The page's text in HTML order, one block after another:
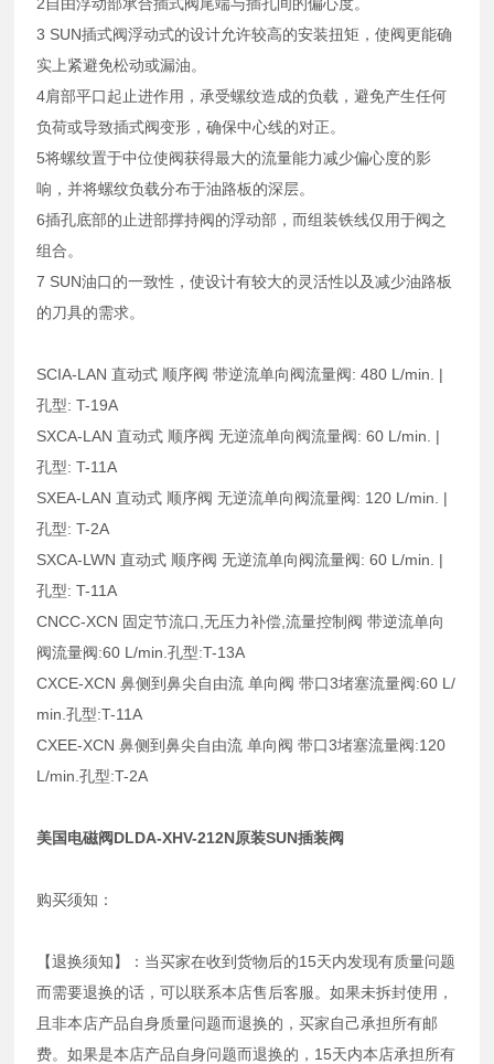
3 SUN插式阀浮动式的设计允许较高的安装扭矩，使阀更能确
实上紧避免松动或漏油。
4肩部平口起止进作用，承受螺纹造成的负载，避免产生任何
负荷或导致插式阀变形，确保中心线的对正。
5将螺纹置于中位使阀获得最大的流量能力减少偏心度的影
响，并将螺纹负载分布于油路板的深层。
6插孔底部的止进部撑持阀的浮动部，而组装铁线仅用于阀之
组合。
7 SUN油口的一致性，使设计有较大的灵活性以及减少油路板
的刀具的需求。
SCIA-LAN 直动式 顺序阀 带逆流单向阀流量阀: 480 L/min. |
孔型: T-19A
SXCA-LAN 直动式 顺序阀 无逆流单向阀流量阀: 60 L/min. |
孔型: T-11A
SXEA-LAN 直动式 顺序阀 无逆流单向阀流量阀: 120 L/min. |
孔型: T-2A
SXCA-LWN 直动式 顺序阀 无逆流单向阀流量阀: 60 L/min. |
孔型: T-11A
CNCC-XCN 固定节流口,无压力补偿,流量控制阀 带逆流单向
阀流量阀:60 L/min.孔型:T-13A
CXCE-XCN 鼻侧到鼻尖自由流 单向阀 带口3堵塞流量阀:60 L/
min.孔型:T-11A
CXEE-XCN 鼻侧到鼻尖自由流 单向阀 带口3堵塞流量阀:120
L/min.孔型:T-2A
美国电磁阀DLDA-XHV-212N原装SUN插装阀
购买须知：
【退换须知】：当买家在收到货物后的15天内发现有质量问题
而需要退换的话，可以联系本店售后客服。如果未拆封使用，
且非本店产品自身质量问题而退换的，买家自己承担所有邮
费。如果是本店产品自身问题而退换的，15天内本店承担所有